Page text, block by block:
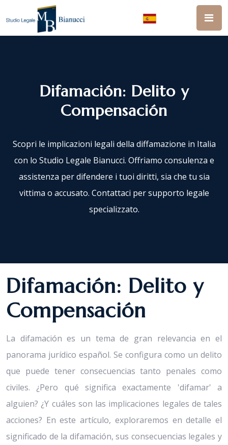
Difamación: Delito y
Compensación
Scopri le implicazioni legali della diffamazione in Italia
con lo Studio Legale Bianucci. Offriamo consulenza e
assistenza per difendere i tuoi diritti, sia che tu sia
vittima o accusato. Contattaci per supporto legale
specializzato.
Difamación: Delito y
Compensación
La difamación es un tema de gran relevancia en el
panorama jurídico español. Se configura como un delito
que puede tener consecuencias tanto penales como
civiles. ¿Pero qué significa exactamente 'difamar' a
alguien? ¿Y cuáles son las implicaciones legales de tales
acciones? En este artículo, exploraremos en detalle el
significado de la difamación, sus consecuencias legales y